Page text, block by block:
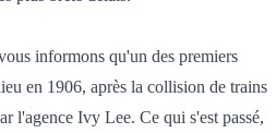
informons qu'un des premiers
en 1906, après la collision de trains
l'agence Ivy Lee. Ce qui s'est passé,